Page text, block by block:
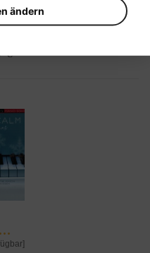
ändern
The Super Mario Bros. ...
€